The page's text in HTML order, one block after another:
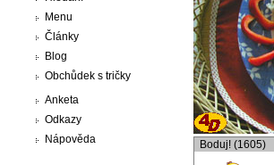
Menu
Články
Blog
Obchůdek s tričky
Anketa
Odkazy
Nápověda
Boduj! (1605)